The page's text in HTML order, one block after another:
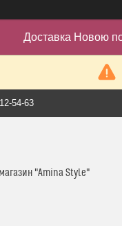
Доставка Новою
54-63
магазин "Amina Style"